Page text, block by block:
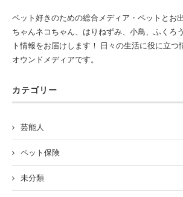
ペット好きのための総合メディア・ペットとお
ちゃんネコちゃん、はりねずみ、小鳥、ふくろ
ト情報をお届けします！ 日々の生活に役に立つ
オウンドメディアです。
カテゴリー
芸能人
ペット保険
未分類